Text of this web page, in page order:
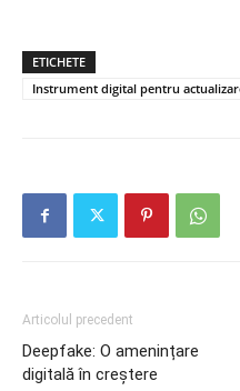
ETICHETE
Instrument digital pentru
Articolul precedent
Deepfake: O amenințare
digitală în creștere